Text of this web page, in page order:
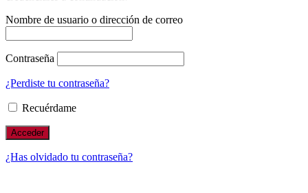
Nombre de usuario o dirección de correo
Contraseña
¿Perdiste tu contraseña?
Recuérdame
¿Has olvidado tu contraseña?